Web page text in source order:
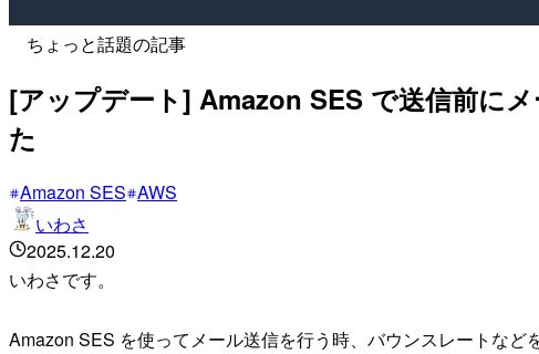
ちょっと話題の記事
[アップデート] Amazon SES で送信前に
た
Amazon SES AWS
いわさ
2025.12.20
いわさです。
Amazon SES を使ってメール送信を行う時、バウンスレートなど